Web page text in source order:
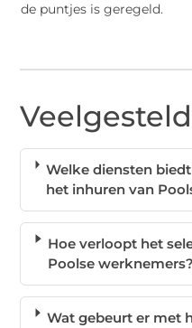
de puntjes is geregeld.
Welke diensten
het inhuren van
Hoe verloopt het
Poolse werknemers?
Wat gebeurt er met